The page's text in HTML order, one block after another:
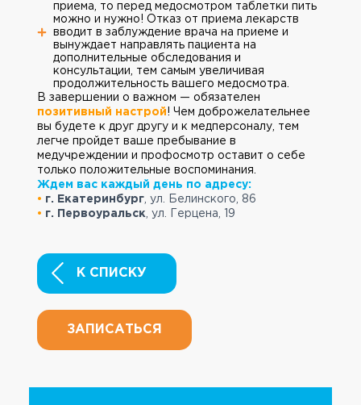
приема, то перед медосмотром таблетки пить
можно и нужно! Отказ от приема лекарств
вводит в заблуждение врача на приеме и
вынуждает направлять пациента на
дополнительные обследования и
консультации, тем самым увеличивая
продолжительность вашего медосмотра.
В завершении о важном — обязателен
позитивный настрой! Чем доброжелательнее
вы будете к друг другу и к медперсоналу, тем
легче пройдет ваше пребывание в
медучреждении и профосмотр оставит о себе
только положительные воспоминания.
Ждем вас каждый день по адресу:
• г. Екатеринбург ,ул. Белинского, 86
• г. Первоуральск ул. Герцена, 19
К СПИСКУ
ЗАПИСАТЬСЯ